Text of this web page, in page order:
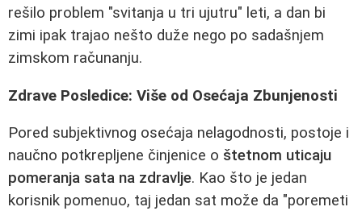
rešilo problem "svitanja u tri ujutru" leti, a dan bi
zimi ipak trajao nešto duže nego po sadašnjem
zimskom računanju.
Zdrave Posledice: Više od Osećaja Zbunjenosti
Pored subjektivnog osećaja nelagodnosti, postoje i
naučno potkrepljene činjenice o štetnom uticaju
pomeranja sata na zdravlje. Kao što je jedan
korisnik pomenuo, taj jedan sat može da "poremeti